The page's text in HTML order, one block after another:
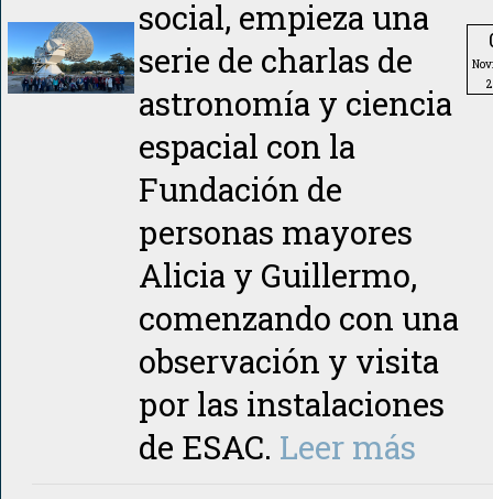
social, empieza una
serie de charlas de
astronomía y ciencia
espacial con la
Fundación de
personas mayores
Alicia y Guillermo,
comenzando con una
observación y visita
por las instalaciones
de ESAC. Leer más